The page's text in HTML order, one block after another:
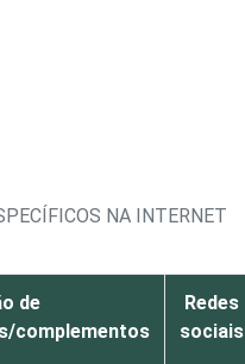
NA INTERNET
de
complementos
Redes
sociais